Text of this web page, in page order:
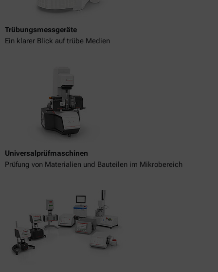
Trübungsmessgeräte
Ein klarer Blick auf trübe Medien
Universalprüfmaschinen
Prüfung von Materialien und Bauteilen im Mikrobereich